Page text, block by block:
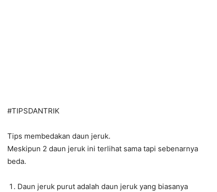
#TIPSDANTRIK
Tips membedakan daun jeruk.
Meskipun 2 daun jeruk ini terlihat sama tapi sebenarnya
beda.
Daun jeruk purut adalah daun jeruk yang biasanya